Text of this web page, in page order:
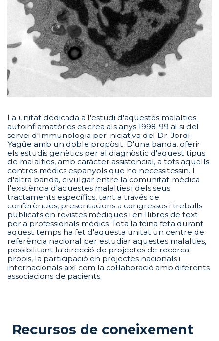
La unitat dedicada a l'estudi d'aquestes malalties
autoinflamatòries es crea als anys 1998-99 al si del
servei d'Immunologia per iniciativa del Dr. Jordi
Yagüe amb un doble propòsit. D'una banda, oferir
els estudis genètics per al diagnòstic d'aquest tipus
de malalties, amb caràcter assistencial, a tots aquells
centres mèdics espanyols que ho necessitessin. I
d'altra banda, divulgar entre la comunitat mèdica
l'existència d'aquestes malalties i dels seus
tractaments específics, tant a través de
conferències, presentacions a congressos i treballs
publicats en revistes mèdiques i en llibres de text
per a professionals mèdics. Tota la feina feta durant
aquest temps ha fet d'aquesta unitat un centre de
referència nacional per estudiar aquestes malalties,
possibilitant la direcció de projectes de recerca
propis, la participació en projectes nacionals i
internacionals així com la col·laboració amb diferents
associacions de pacients.
Recursos de coneixement